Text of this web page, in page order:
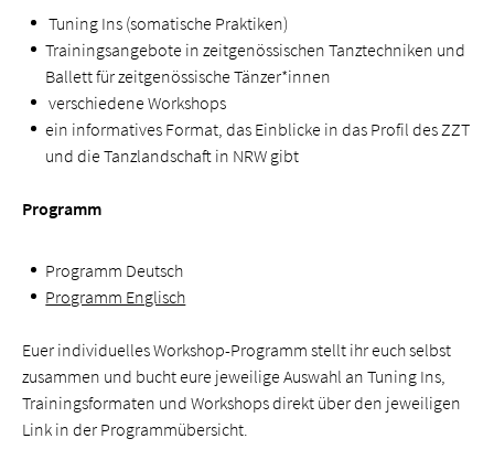
Tuning Ins (somatische Praktiken)
Trainingsangebote in zeitgenössischen Tanztechniken und
Ballett für zeitgenössische Tänzer*innen
verschiedene Workshops
ein informatives Format, das Einblicke in das Profil des ZZT
und die Tanzlandschaft in NRW gibt
Programm
Programm Deutsch
Programm Englisch
Euer individuelles Workshop-Programm stellt ihr euch selbst
zusammen und bucht eure jeweilige Auswahl an Tuning Ins,
Trainingsformaten und Workshops direkt über den jeweiligen
Link in der Programmübersicht.